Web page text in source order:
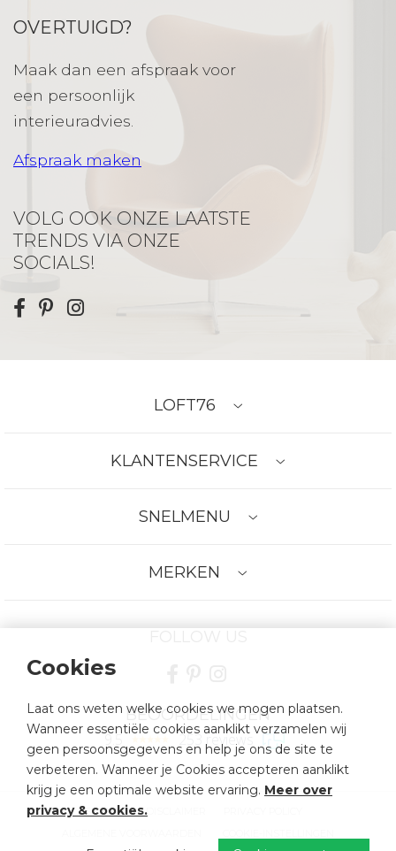
OVERTUIGD?
Maak dan een afspraak voor
een persoonlijk
interieuradvies.
Afspraak maken
VOLG OOK ONZE LAATSTE
TRENDS VIA ONZE
SOCIALS!
LOFT76
KLANTENSERVICE
SNELMENU
MERKEN
BEOORDELINGEN
9.5
253 reviews
SITEMAP DISCLAIMER
Cookies
Laat ons weten welke cookies we mogen plaatsen.
Wanneer essentiële cookies aanklikt verzamelen wij
geen persoonsgegevens en help je ons de site te
verbeteren. Wanneer je Cookies accepteren aanklikt
krijg je een optimale website ervaring. Meer over
privacy & cookies.